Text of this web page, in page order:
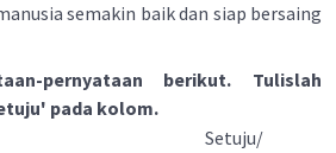
semakin baik dan siap bersaing
pernyataan berikut. Tulislah
pada kolom.
Setuju/